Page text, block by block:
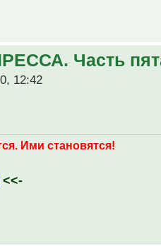
Часть
12:42
Ими становятся!
<<-